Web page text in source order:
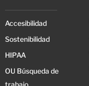
Accesibilidad
Sostenibilidad
HIPAA
OU Búsqueda de